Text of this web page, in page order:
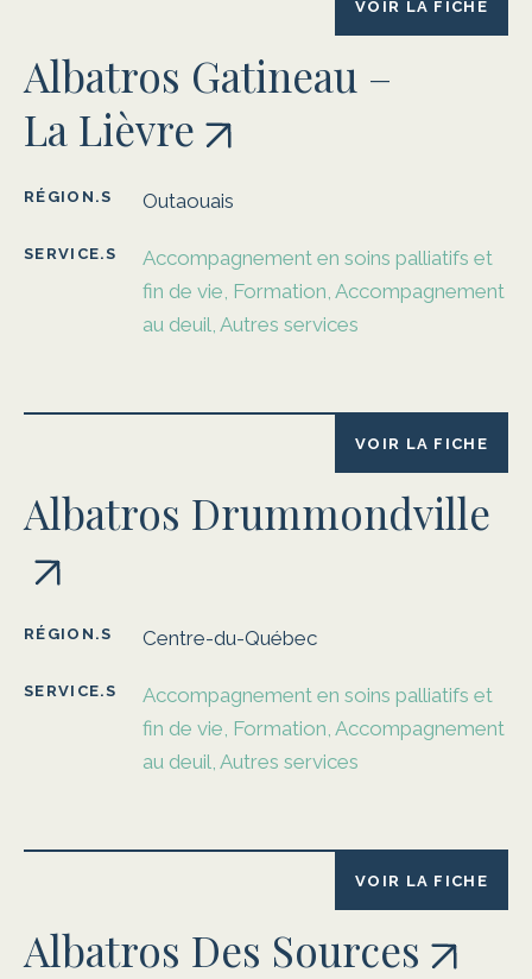
VOIR LA FICHE
Albatros Gatineau –
La Lièvre
RÉGION.S Outaouais
SERVICE.S
Accompagnement en soins palliatifs et
fin de vie, Formation, Accompagnement
au deuil, Autres services
VOIR LA FICHE
Albatros Drummondville
RÉGION.S Centre-du-Québec
SERVICE.S
Accompagnement en soins palliatifs et
fin de vie, Formation, Accompagnement
au deuil, Autres services
VOIR LA FICHE
Albatros Des Sources